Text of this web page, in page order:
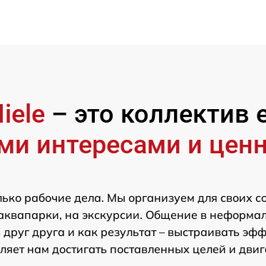
– это
интересами и
рабочие дела. Мы организуем для своих
на экскурсии. Общение в
друга и как результат – выстраивать
нам достигать поставленных целей и